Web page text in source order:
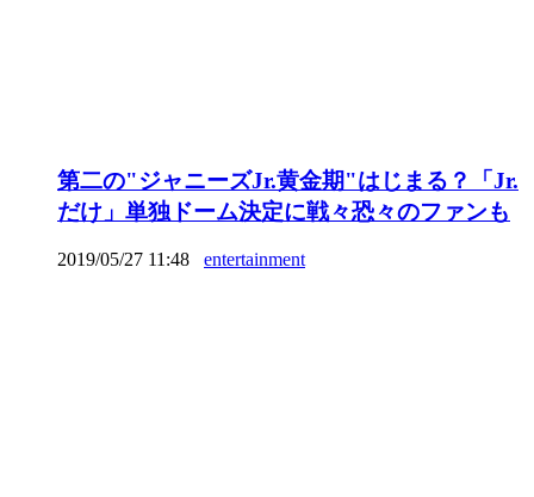
第二の"ジャニーズJr.黄金期"はじまる？「Jr.
だけ」単独ドーム決定に戦々恐々のファンも
2019/05/27 11:48 entertainment